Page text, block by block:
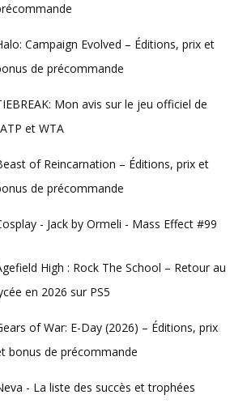
Campaign Evolved – Éditions, prix et
de précommande
Mon avis sur le jeu officiel de
et WTA
of Reincarnation – Éditions, prix et
de précommande
- Jack by Ormeli - Mass Effect #99
High : Rock The School – Retour au
en 2026 sur PS5
of War: E-Day (2026) – Éditions, prix
bonus de précommande
- La liste des succès et trophées